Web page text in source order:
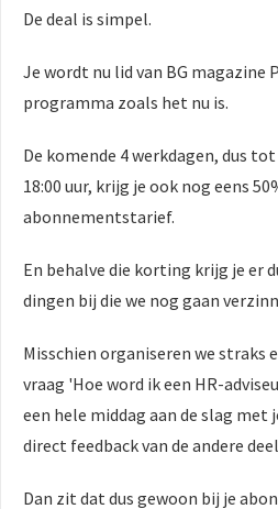
De deal is simpel.
Je wordt nu lid van BG magazine
programma zoals het nu is.
De komende 4 werkdagen, dus
18:00 uur, krijg je ook nog eens
abonnementstarief.
En behalve die korting krijg je er
dingen bij die we nog gaan
Misschien organiseren we straks
vraag 'Hoe word ik een HR-
een hele middag aan de slag met
direct feedback van de andere
Dan zit dat dus gewoon bij je